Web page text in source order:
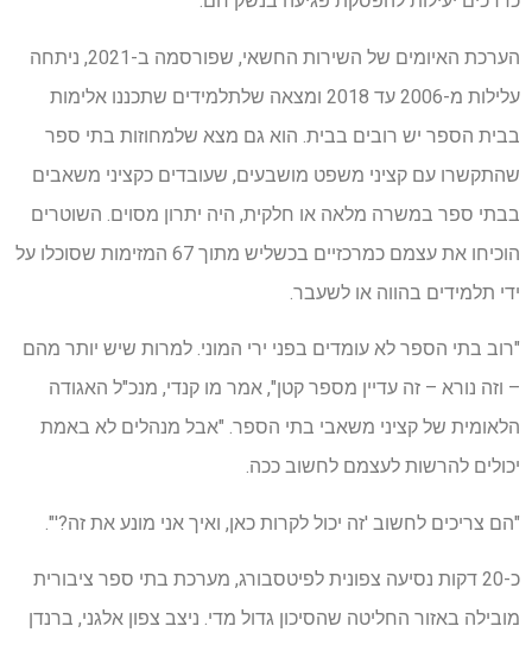
הערכת האיומים של השירות החשאי, שפורסמה ב-2021, ניתחה
עלילות מ-2006 עד 2018 ומצאה שלתלמידים שתכננו אלימות
בבית הספר יש רובים בבית. הוא גם מצא שלמחוזות בתי ספר
שהתקשרו עם קציני משפט מושבעים, שעובדים כקציני משאבים
בבתי ספר במשרה מלאה או חלקית, היה יתרון מסוים. השוטרים
הוכיחו את עצמם כמרכזיים בכשליש מתוך 67 המזימות שסוכלו על
ידי תלמידים בהווה או לשעבר.
"רוב בתי הספר לא עומדים בפני ירי המוני. למרות שיש יותר מהם
– וזה נורא – זה עדיין מספר קטן", אמר מו קנדי, מנכ"ל האגודה
הלאומית של קציני משאבי בתי הספר. "אבל מנהלים לא באמת
יכולים להרשות לעצמם לחשוב ככה.
"הם צריכים לחשוב 'זה יכול לקרות כאן, ואיך אני מונע את זה?'".
כ-20 דקות נסיעה צפונית לפיטסבורג, מערכת בתי ספר ציבורית
מובילה באזור החליטה שהסיכון גדול מדי. ניצב צפון אלגני, ברנדן